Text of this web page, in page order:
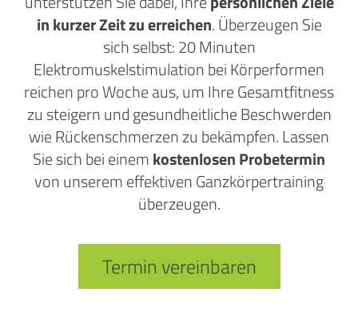
in kurzer Zeit zu erreichen. Überzeugen Sie
sich selbst: 20 Minuten
Elektromuskelstimulation bei Körperformen
reichen pro Woche aus, um Ihre Gesamtfitness
zu steigern und gesundheitliche Beschwerden
wie Rückenschmerzen zu bekämpfen. Lassen
Sie sich bei einemkostenlosen Probetermin
von unserem effektiven Ganzkörpertraining
überzeugen.
Termin vereinbaren